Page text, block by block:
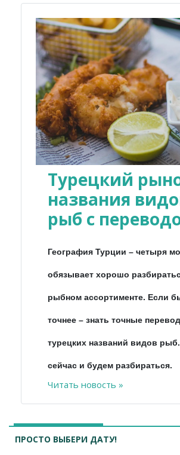
Турецкий
названия
рыб с
География Турции – четыря
обязывает хорошо
рыбном ассортименте. Если
точнее – знать точные
турецких названий видов
сейчас и будем разбираться.
Читать новость »
ПРОСТО ВЫБЕРИ ДАТУ!